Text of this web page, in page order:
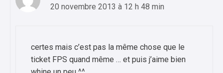
20 novembre 2013 à 12 h 48 min
certes mais c’est pas la même chose que le
ticket FPS quand même … et puis j’aime bien